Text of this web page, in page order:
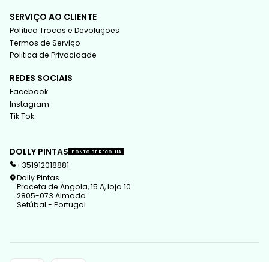
SERVIÇO AO CLIENTE
Política Trocas e Devoluções
Termos de Serviço
Politica de Privacidade
REDES SOCIAIS
Facebook
Instagram
Tik Tok
DOLLY PINTAS PONTO DE RECOLHA
+351912018881
Dolly Pintas
Praceta de Angola, 15 A, loja 10
2805-073 Almada
Setúbal - Portugal